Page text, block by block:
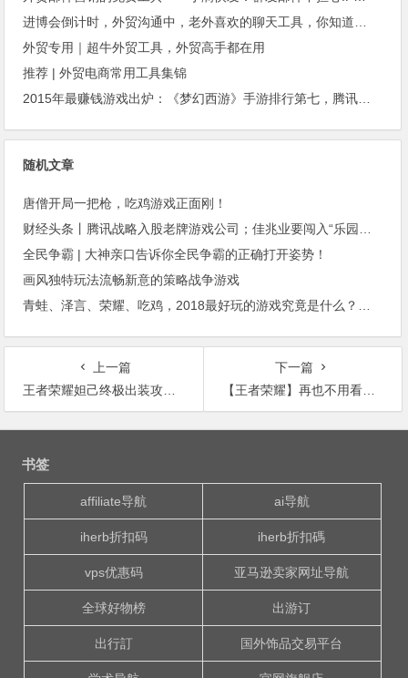
外贸专用｜超牛外贸工具，外贸高手都在用
推荐 | 外贸电商常用工具集锦
随机文章
唐僧开局一把枪，吃鸡游戏正面刚！
全民争霸 | 大神亲口告诉你全民争霸的正确打开姿势！
画风独特玩法流畅新意的策略战争游戏
上一篇
王者荣耀妲己终极出装攻略，超强爆发一套秒人
下一篇
【王者荣耀】再也不用看荆轲其他的攻略了！
文
书签
affiliate导航 ai导航
iherb折扣码 iherb折扣碼
vps优惠码 亚马逊卖家网址导航
全球好物榜 出游订
出行訂 国外饰品交易平台